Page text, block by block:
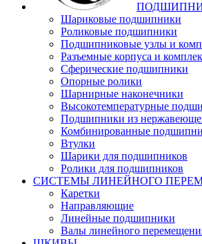
Шариковые подшипники
Роликовые подшипники
Подшипниковые узлы и
Разъемные корпуса и
Сферические подшипники
Опорные ролики
Шарнирные наконечники
Высокотемпературные
Подшипники из
Комбинированные
Втулки
Шарики для подшипников
Ролики для подшипников
СИСТЕМЫ ЛИНЕЙНОГО
Каретки
Направляющие
Линейные подшипники
Валы линейного